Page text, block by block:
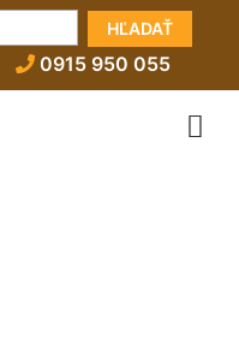
HĽADAŤ
0915 950 055